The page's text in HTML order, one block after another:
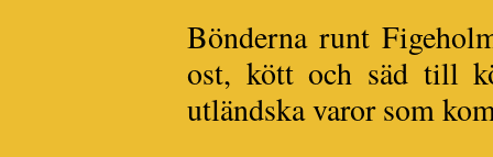
Bönderna runt
ost, kött och säd till
utländska varor som